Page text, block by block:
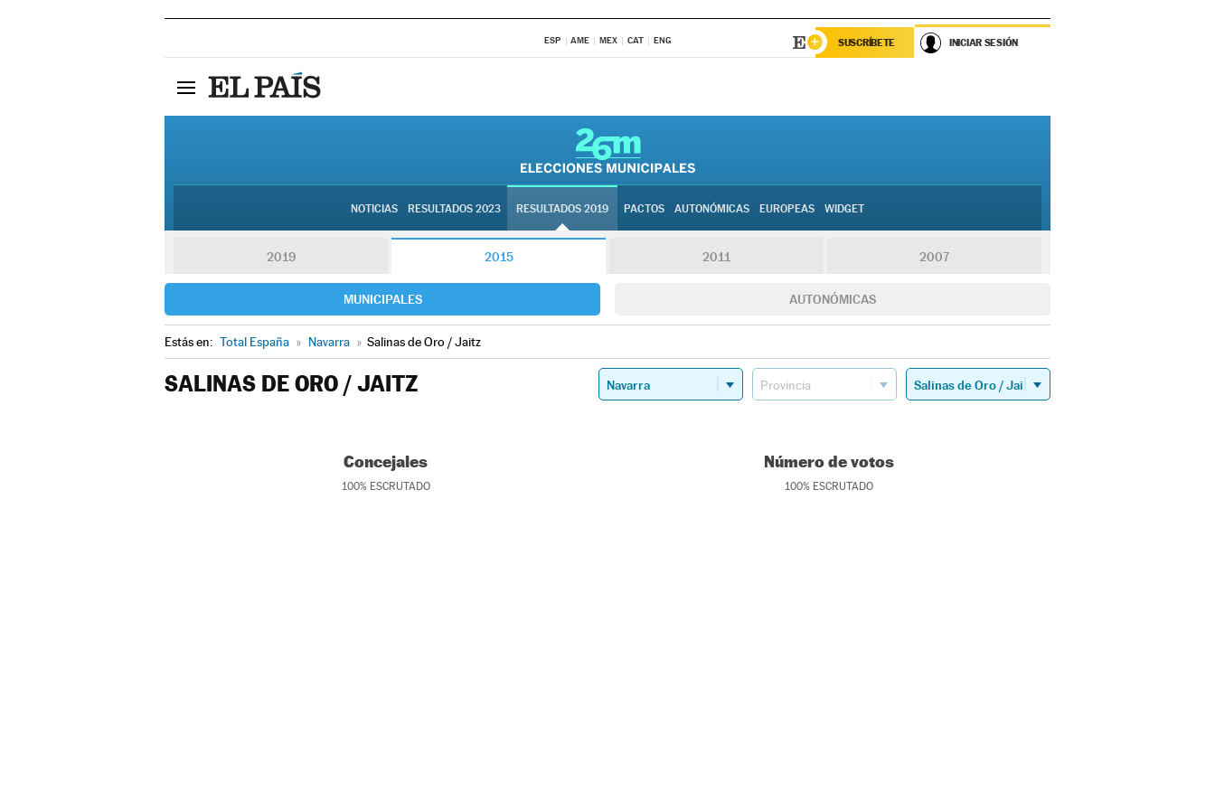
ESP AME MEX CAT ENG SUSCRÍBETE INICIAR SESIÓN
NOTICIAS RESULTADOS 2023 RESULTADOS 2019 PACTOS AUTONÓMICAS EUROPEAS WIDGET
2019 2015 2011 2007
MUNICIPALES AUTONÓMICAS
Estás en: Total España » Navarra » Salinas de Oro / Jaitz
SALINAS DE ORO / JAITZ
Concejales
100% ESCRUTADO
Número de votos
100% ESCRUTADO